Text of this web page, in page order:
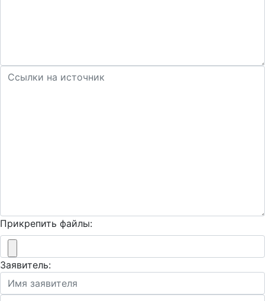
Прикрепить файлы:
Заявитель: